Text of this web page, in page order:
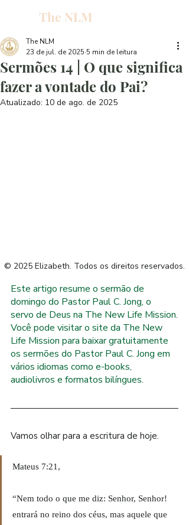
N
E
W
I
F
E
.
O
R
G
The NLM
Sermões 14 | O que significa
fazer a vontade do Pai?
The NLM
23 de jul. de 2025 5 min de leitura
Atualizado: 10 de ago. de 2025
© 2025 Elizabeth. Todos os direitos reservados.
Este artigo resume o sermão de
domingo do Pastor Paul C. Jong, o
servo de Deus na The New Life Mission.
Você pode visitar o site da The New
Life Mission para baixar gratuitamente
os sermões do Pastor Paul C. Jong em
vários idiomas como e-books,
audiolivros e formatos bilíngues.
Vamos olhar para a escritura de hoje.
Mateus 7:21,
“Nem todo o que me diz: Senhor, Senhor!
entrará no reino dos céus, mas aquele que